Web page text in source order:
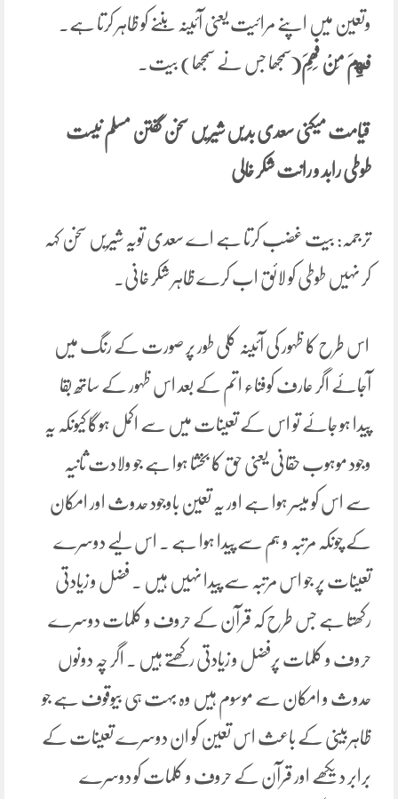
وتعین میں اپنے مرائیت یعنی آئینہ بننے کو ظاہر کرتا ہے۔
فَهِمَ مَنْ فَھِمَ( سمجھا جس نے سمجھا) بیت۔
قیامت میکنی سعدی بدیں شیریں سخن گفتن مسلم نیست
طوطی رابد و رانت شکر خالی
ترجمہ: بیت غضب کرتا ہے اے سعدی تویہ شیریں سخن کہہ
کر نہیں طوطی کو لائق اب کرے ظاہر شکر خانی۔
اس طرح کا ظہور کی آئینہ کلی طور پر صورت کے رنگ میں
آجائے اگر عارف کوفناء اتم کے بعد اس ظہور کے ساتھ بقا
پیدا ہو جائے تو اس کے تعینات میں سے اکمل ہوگا کیونکہ یہ
وجود موہوب حقانی یعنی حق کا بخشا ہوا ہے جو ولادت ثانیہ
سے اس کو میسر ہوا ہے اور یہ تعین باوجود حدوث اور امکان
کے چونکہ مرتبہ و ہم سے پیدا ہوا ہے ۔ اس لیے دوسرے
تعینات پر جو اس مرتبہ سے پیدا نہیں ہیں ۔ فضل و زیادتی
رکھتا ہے جس طرح کہ قرآن کے حروف و کلمات دوسرے
حروف و کلمات پرفضل و زیادتی رکھتے ہیں ۔ اگر چہ دونوں
حدوث و امکان سے موسوم ہیں وہ بہت ہی بیوقوف ہے جو
ظاہربینی کے باعث اس تعین کو ان دوسرے تعینات کے
برابر دیکھے اور قرآن کے حروف و کلمات کو دوسرے